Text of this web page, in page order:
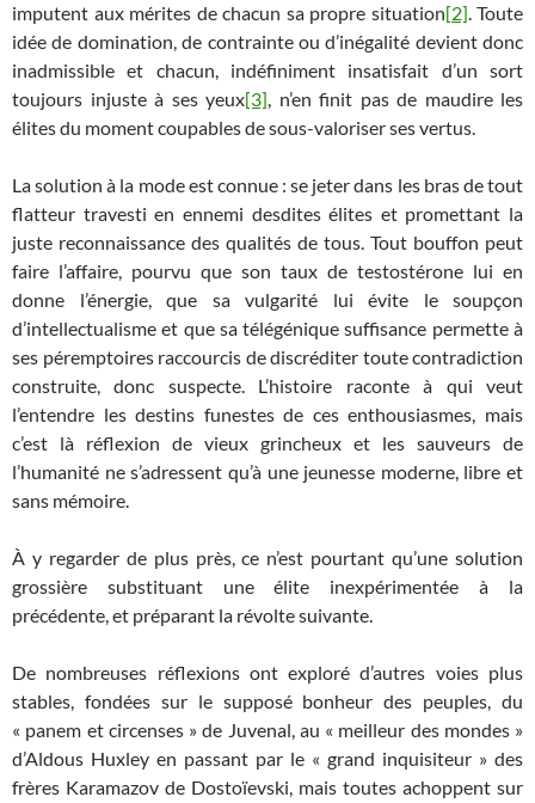
imputent aux mérites de chacun sa propre situation[2]. Toute
idée de domination, de contrainte ou d’inégalité devient donc
inadmissible et chacun, indéfiniment insatisfait d’un sort
toujours injuste à ses yeux[3], n’en finit pas de maudire les
élites du moment coupables de sous-valoriser ses vertus.
La solution à la mode est connue : se jeter dans les bras de tout
flatteur travesti en ennemi desdites élites et promettant la
juste reconnaissance des qualités de tous. Tout bouffon peut
faire l’affaire, pourvu que son taux de testostérone lui en
donne l’énergie, que sa vulgarité lui évite le soupçon
d’intellectualisme et que sa télégénique suffisance permette à
ses péremptoires raccourcis de discréditer toute contradiction
construite, donc suspecte. L’histoire raconte à qui veut
l’entendre les destins funestes de ces enthousiasmes, mais
c’est là réflexion de vieux grincheux et les sauveurs de
l’humanité ne s’adressent qu’à une jeunesse moderne, libre et
sans mémoire.
À y regarder de plus près, ce n’est pourtant qu’une solution
grossière substituant une élite inexpérimentée à la
précédente, et préparant la révolte suivante.
De nombreuses réflexions ont exploré d’autres voies plus
stables, fondées sur le supposé bonheur des peuples, du
« panem et circenses » de Juvenal, au « meilleur des mondes »
d’Aldous Huxley en passant par le « grand inquisiteur » des
frères Karamazov de Dostoïevski, mais toutes achoppent sur